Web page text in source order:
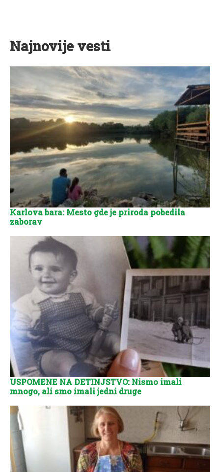
Najnovije vesti
Karlova bara: Mesto gde je priroda pobedila
zaborav
USPOMENE NA DETINJSTVO: Nismo imali
mnogo, ali smo imali jedni druge